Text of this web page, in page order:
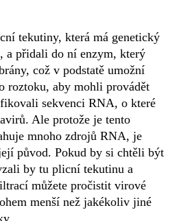
tekutiny, která má genetický
a přidali do ní enzym, který
což v podstatě umožní
roztoku, aby mohli provádět
sekvenci RNA, o které
Ale protože je tento
mnoho zdrojů RNA, je
původ. Pokud by si chtěli být
by tu plicní tekutinu a
můžete pročistit virové
menší než jakékoliv jiné